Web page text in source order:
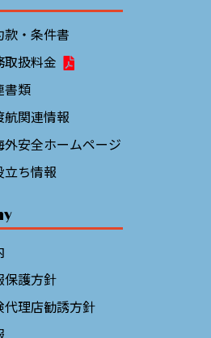
款・条件書
取扱料金
書類
航関連情報
外安全ホームページ
立ち情報
保護方針
代理店勧誘方針